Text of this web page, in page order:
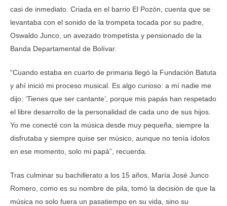
casi de inmediato. Criada en el barrio El Pozón, cuenta que se
levantaba con el sonido de la trompeta tocada por su padre,
Oswaldo Junco, un avezado trompetista y pensionado de la
Banda Departamental de Bolívar.
“Cuando estaba en cuarto de primaria llegó la Fundación Batuta
y ahí inició mi proceso musical. Es algo curioso: a mí nadie me
dijo: ‘Tienes que ser cantante’, porque mis papás han respetado
el libre desarrollo de la personalidad de cada uno de sus hijos.
Yo me conecté con la música desde muy pequeña, siempre la
disfrutaba y siempre quise ser músico, aunque no tenía ídolos
en ese momento, solo mi papá”, recuerda.
Tras culminar su bachillerato a los 15 años, María José Junco
Romero, como es su nombre de pila, tomó la decisión de que la
música no solo fuera un pasatiempo en su vida, sino su